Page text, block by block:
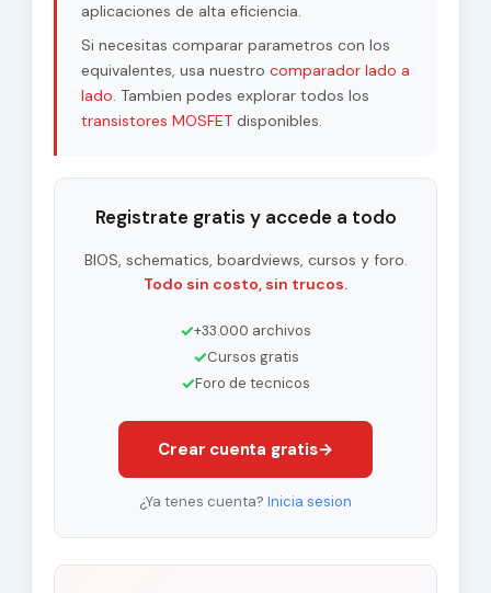
aplicaciones de alta eficiencia.
Si necesitas comparar parametros con los
equivalentes, usa nuestro comparador lado a
lado. Tambien podes explorar todos los
transistores MOSFETdisponibles.
Registrate gratis y accede a todo
BIOS, schematics, boardviews, cursos y foro.
Todo sin costo, sin trucos.
✓+33.000 archivos
✓Cursos gratis
✓Foro de tecnicos
Crear cuenta gratis→
¿Ya tenes cuenta? Inicia sesion